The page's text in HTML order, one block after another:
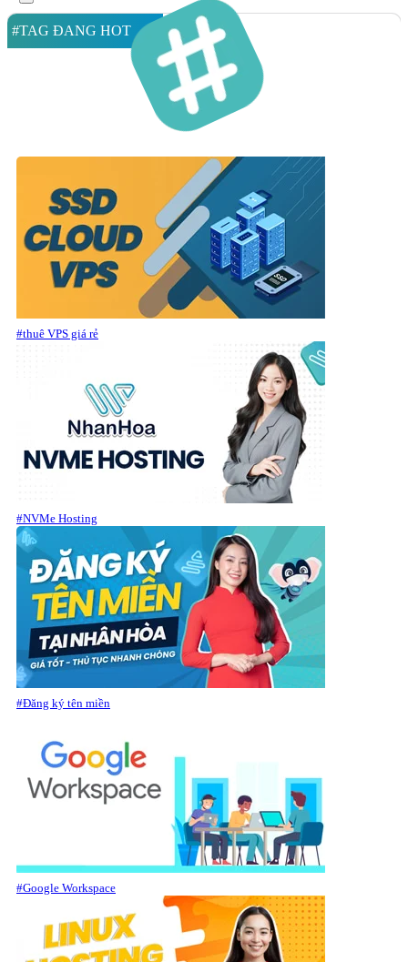
#TAG ĐANG HOT
#thuê VPS giá rẻ
#NVMe Hosting
#Đăng ký tên miền
#Google Workspace